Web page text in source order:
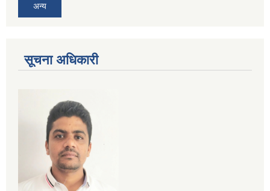
अन्य
सूचना अधिकारी